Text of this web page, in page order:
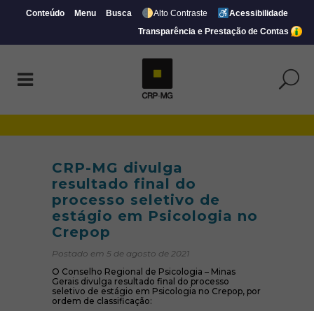
Conteúdo Menu Busca Alto Contraste
Acessibilidade
Transparência e Prestação de Contas
CRP-MG divulga
resultado final do
processo seletivo de
estágio em Psicologia no
Crepop
Postado em 5 de agosto de 2021
O Conselho Regional de Psicologia – Minas
Gerais divulga resultado final do processo
seletivo de estágio em Psicologia no Crepop, por
ordem de classificação: